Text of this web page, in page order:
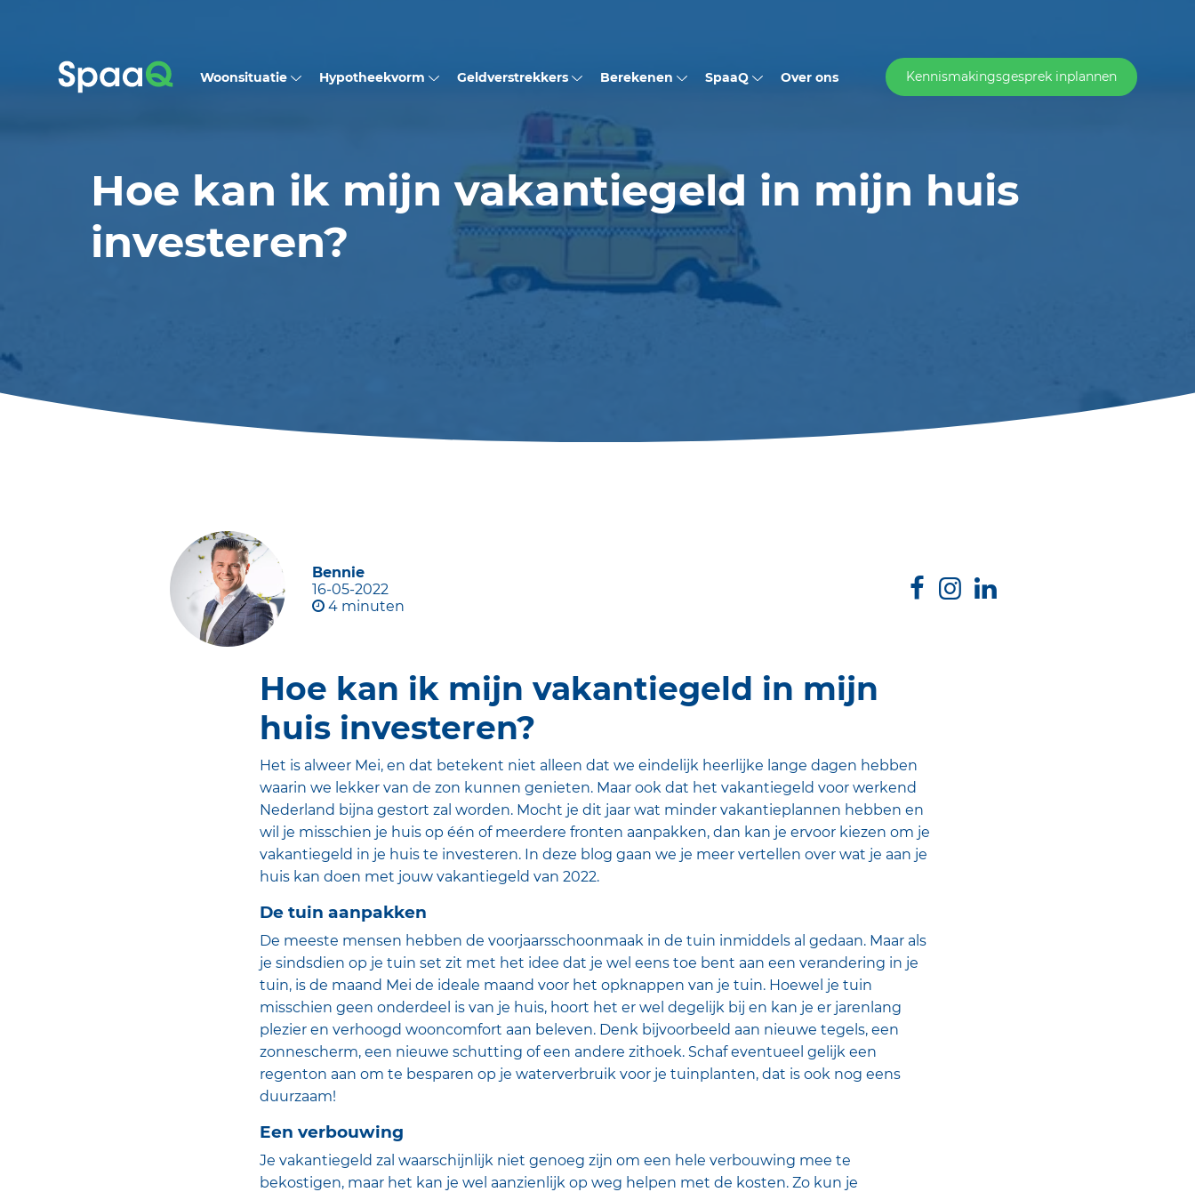
Woonsituatie Hypotheekvorm Geldverstrekkers Berekenen SpaaQ Over ons Kennismakingsgesprek inplannen
Hoe kan ik mijn vakantiegeld in mijn huis
investeren?
Bennie
16-05-2022
4 minuten
Hoe kan ik mijn vakantiegeld in mijn
huis investeren?
Het is alweer Mei, en dat betekent niet alleen dat we eindelijk heerlijke lange dagen hebben
waarin we lekker van de zon kunnen genieten. Maar ook dat het vakantiegeld voor werkend
Nederland bijna gestort zal worden. Mocht je dit jaar wat minder vakantieplannen hebben en
wil je misschien je huis op één of meerdere fronten aanpakken, dan kan je ervoor kiezen om je
vakantiegeld in je huis te investeren. In deze blog gaan we je meer vertellen over wat je aan je
huis kan doen met jouw vakantiegeld van 2022.
De tuin aanpakken
De meeste mensen hebben de voorjaarsschoonmaak in de tuin inmiddels al gedaan. Maar als
je sindsdien op je tuin set zit met het idee dat je wel eens toe bent aan een verandering in je
tuin, is de maand Mei de ideale maand voor het opknappen van je tuin. Hoewel je tuin
misschien geen onderdeel is van je huis, hoort het er wel degelijk bij en kan je er jarenlang
plezier en verhoogd wooncomfort aan beleven. Denk bijvoorbeeld aan nieuwe tegels, een
zonnescherm, een nieuwe schutting of een andere zithoek. Schaf eventueel gelijk een
regenton aan om te besparen op je waterverbruik voor je tuinplanten, dat is ook nog eens
duurzaam!
Een verbouwing
Je vakantiegeld zal waarschijnlijk niet genoeg zijn om een hele verbouwing mee te
bekostigen, maar het kan je wel aanzienlijk op weg helpen met de kosten. Zo kun je